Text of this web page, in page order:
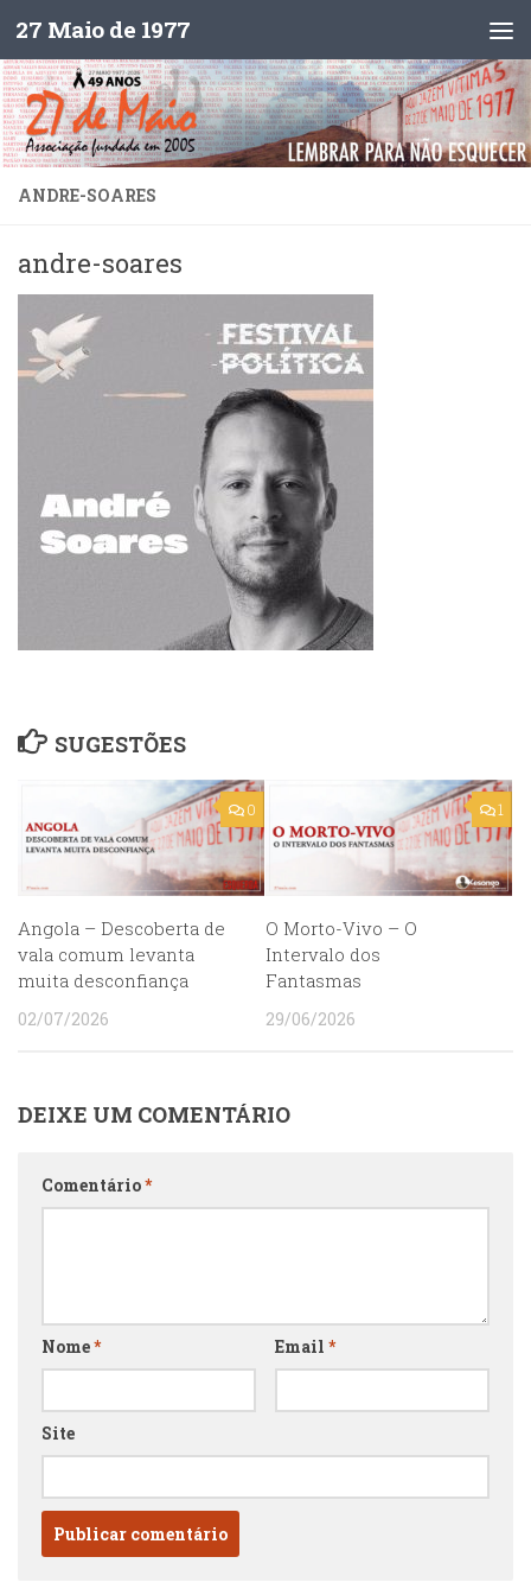
Skip to content
27 Maio de 1977
ANDRE-SOARES
andre-soares
SUGESTÕES
0
Angola – Descoberta de
vala comum levanta
muita desconfiança
02/07/2026
1
O Morto-Vivo – O
Intervalo dos
Fantasmas
29/06/2026
DEIXE UM COMENTÁRIO
Comentário*
Nome* Email *
Site